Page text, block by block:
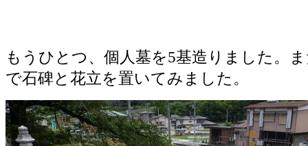
もうひとつ、個人墓を5基造りました。
で石碑と花立を置いてみました。